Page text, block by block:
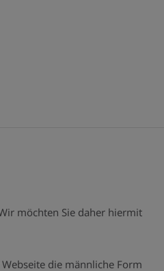
möchten Sie daher hiermit
die männliche Form